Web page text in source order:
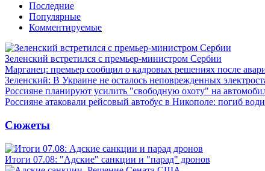
Последние
Популярные
Комментируемые
Зеленский встретился с премьер-министром Сербии
Марганец: премьер сообщил о кадровых решениях после
Зеленский: В Украине не осталось неповрежденных
Россияне планируют усилить "свободную охоту" на
Россияне атаковали рейсовый автобус в Никополе: погиб
Сюжеты
Итоги 07.08: "Адские" санкции и "парад" дронов